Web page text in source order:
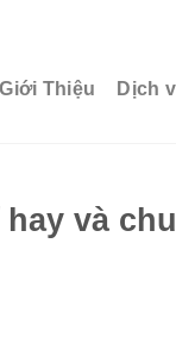
Giới Thiệu Dịch
và